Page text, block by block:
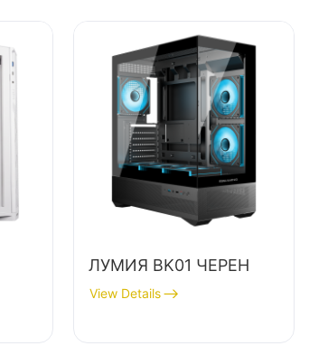
ЛУМИЯ BK01 ЧЕРЕН
View Details